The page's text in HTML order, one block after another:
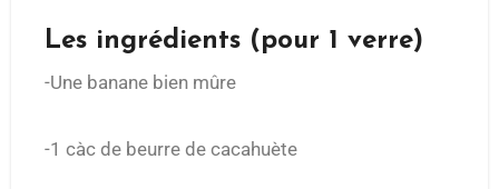
Les ingrédients (pour 1 verre)
-Une banane bien mûre
-1 càc de beurre de cacahuète